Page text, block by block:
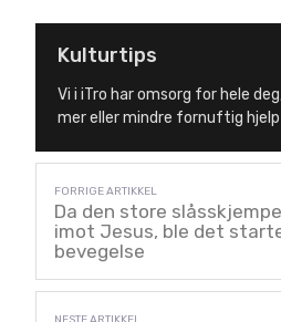
Kulturtips
Vi i iTro har omsorg for hele
mer eller mindre fornuftig
Da den store
imot Jesus, ble det
bevegelse